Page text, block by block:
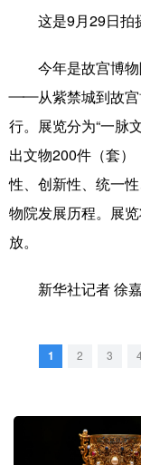
文化产业
地方频道
山东
四川
这是9月29日拍摄
今年是故宫博物
——从紫禁城到故宫
行。展览分为“一脉
出文物200件（套）
性、创新性、统一
物院发展历程。展
放。
新华社记者 徐嘉
1 2 3